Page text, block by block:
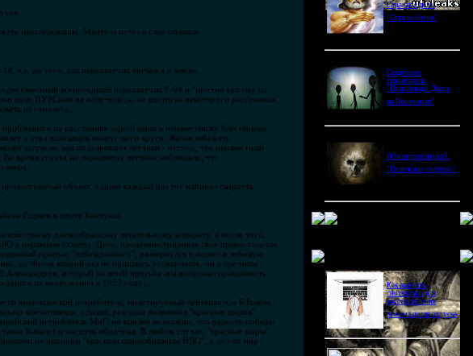
преследование. Мантелл исчез в слое облаков.
т.е. до того, как перехватчик врезался в землю...
всепогодный перехватчик F-94 и "прочно сел ему на
цели НУРСами не получилось, не достигая некоторого расстояния
из самолета...
на расстояние одной мили к неизвестному блестящему
и стал описывать вокруг него круги. Желая избежать
затрясло, как подозревают летчики - оттого, что неизвестный
время спуска на парашютах летчики наблюдали, что
объект, однако каждый раз тот набирал скорость
Годмен в штате Кентукки...
дискообразному летательному аппарату, а после того,
в неравную схватку. Диск, продемонстрировав свое превосходство
прытью "побежденного", развернулся и пошел в лобовую
но Фогля второй раз не пришлось уговаривать, он в срочном
который по моей просьбе анализировал правдивость
на вооружении в 1952 году)...
американский истребитель, пилотируемый лейтенантом Б.Биком,
впечатляюще, однако, разгадка появления "красных шаров"
истребитель МиГ, но вполне возможно, что радость победы
бывало) и настичь обидчика. В любом случае, "красные шары"
не похищен "красным шарообразным НЛО", а до сих пор
Странное дело.
"Стрелы богов"
Секретные
территории.
"Пришельцы. Дверь
во Вселенную"
Обманутые наукой.
"Исцеление смертью"
Как выбрать
снотворное для
восстановления
режима после отпуска